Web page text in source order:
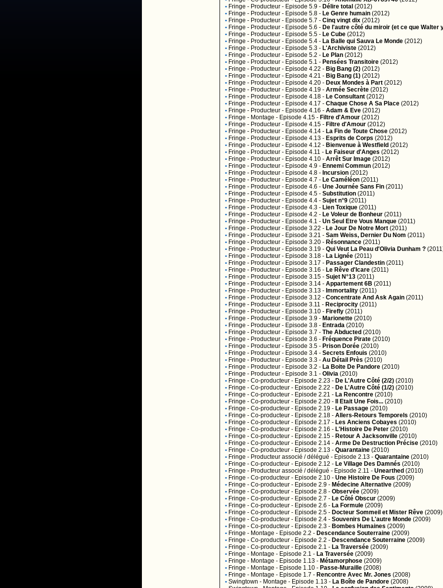
• Fringe - Producteur - Episode 5.9 - Délire total (2012)
• Fringe - Producteur - Episode 5.8 - Le Genre humain (2012)
• Fringe - Producteur - Episode 5.7 - Cinq vingt dix (2012)
• Fringe - Producteur - Episode 5.6 - De l'autre côté du miroir (et ce que Walter
• Fringe - Producteur - Episode 5.5 - Le Cube (2012)
• Fringe - Producteur - Episode 5.4 - La Balle qui Sauva Le Monde (2012)
• Fringe - Producteur - Episode 5.3 - L'Archiviste (2012)
• Fringe - Producteur - Episode 5.2 - Le Plan (2012)
• Fringe - Producteur - Episode 5.1 - Pensées Transitoire (2012)
• Fringe - Producteur - Episode 4.22 - Big Bang (2) (2012)
• Fringe - Producteur - Episode 4.21 - Big Bang (1) (2012)
• Fringe - Producteur - Episode 4.20 - Deux Mondes à Part (2012)
• Fringe - Producteur - Episode 4.19 - Armée Secrète (2012)
• Fringe - Producteur - Episode 4.18 - Le Consultant (2012)
• Fringe - Producteur - Episode 4.17 - Chaque Chose A Sa Place (2012)
• Fringe - Producteur - Episode 4.16 - Adam & Eve (2012)
• Fringe - Montage - Episode 4.15 - Filtre d'Amour (2012)
• Fringe - Producteur - Episode 4.15 - Filtre d'Amour (2012)
• Fringe - Producteur - Episode 4.14 - La Fin de Toute Chose (2012)
• Fringe - Producteur - Episode 4.13 - Esprits de Corps (2012)
• Fringe - Producteur - Episode 4.12 - Bienvenue à Westfield (2012)
• Fringe - Producteur - Episode 4.11 - Le Faiseur d'Anges (2012)
• Fringe - Producteur - Episode 4.10 - Arrêt Sur Image (2012)
• Fringe - Producteur - Episode 4.9 - Ennemi Commun (2012)
• Fringe - Producteur - Episode 4.8 - Incursion (2012)
• Fringe - Producteur - Episode 4.7 - Le Caméléon (2011)
• Fringe - Producteur - Episode 4.6 - Une Journée Sans Fin (2011)
• Fringe - Producteur - Episode 4.5 - Substitution (2011)
• Fringe - Producteur - Episode 4.4 - Sujet n°9 (2011)
• Fringe - Producteur - Episode 4.3 - Lien Toxique (2011)
• Fringe - Producteur - Episode 4.2 - Le Voleur de Bonheur (2011)
• Fringe - Producteur - Episode 4.1 - Un Seul Etre Vous Manque (2011)
• Fringe - Producteur - Episode 3.22 - Le Jour De Notre Mort (2011)
• Fringe - Producteur - Episode 3.21 - Sam Weiss, Dernier Du Nom (2011)
• Fringe - Producteur - Episode 3.20 - Résonnance (2011)
• Fringe - Producteur - Episode 3.19 - Qui Veut La Peau d'Olivia Dunham ?
• Fringe - Producteur - Episode 3.18 - La Lignée (2011)
• Fringe - Producteur - Episode 3.17 - Passager Clandestin (2011)
• Fringe - Producteur - Episode 3.16 - Le Rêve d'Icare (2011)
• Fringe - Producteur - Episode 3.15 - Sujet N°13 (2011)
• Fringe - Producteur - Episode 3.14 - Appartement 6B (2011)
• Fringe - Producteur - Episode 3.13 - Immortality (2011)
• Fringe - Producteur - Episode 3.12 - Concentrate And Ask Again (2011)
• Fringe - Producteur - Episode 3.11 - Reciprocity (2011)
• Fringe - Producteur - Episode 3.10 - Firefly (2011)
• Fringe - Producteur - Episode 3.9 - Marionette (2010)
• Fringe - Producteur - Episode 3.8 - Entrada (2010)
• Fringe - Producteur - Episode 3.7 - The Abducted (2010)
• Fringe - Producteur - Episode 3.6 - Fréquence Pirate (2010)
• Fringe - Producteur - Episode 3.5 - Prison Dorée (2010)
• Fringe - Producteur - Episode 3.4 - Secrets Enfouis (2010)
• Fringe - Producteur - Episode 3.3 - Au Détail Près (2010)
• Fringe - Producteur - Episode 3.2 - La Boite De Pandore (2010)
• Fringe - Producteur - Episode 3.1 - Olivia (2010)
• Fringe - Co-producteur - Episode 2.23 - De L'Autre Côté (2/2) (2010)
• Fringe - Co-producteur - Episode 2.22 - De L'Autre Côté (1/2) (2010)
• Fringe - Co-producteur - Episode 2.21 - La Rencontre (2010)
• Fringe - Co-producteur - Episode 2.20 - Il Etait Une Fois... (2010)
• Fringe - Co-producteur - Episode 2.19 - Le Passage (2010)
• Fringe - Co-producteur - Episode 2.18 - Allers-Retours Temporels (2010)
• Fringe - Co-producteur - Episode 2.17 - Les Anciens Cobayes (2010)
• Fringe - Co-producteur - Episode 2.16 - L'Histoire De Peter (2010)
• Fringe - Co-producteur - Episode 2.15 - Retour A Jacksonville (2010)
• Fringe - Co-producteur - Episode 2.14 - Arme De Destruction Précise (2010)
• Fringe - Co-producteur - Episode 2.13 - Quarantaine (2010)
• Fringe - Producteur associé / délégué - Episode 2.13 - Quarantaine (2010)
• Fringe - Co-producteur - Episode 2.12 - Le Village Des Damnés (2010)
• Fringe - Producteur associé / délégué - Episode 2.11 - Unearthed (2010)
• Fringe - Co-producteur - Episode 2.10 - Une Histoire De Fous (2009)
• Fringe - Co-producteur - Episode 2.9 - Médecine Alternative (2009)
• Fringe - Co-producteur - Episode 2.8 - Observée (2009)
• Fringe - Co-producteur - Episode 2.7 - Le Côté Obscur (2009)
• Fringe - Co-producteur - Episode 2.6 - La Formule (2009)
• Fringe - Co-producteur - Episode 2.5 - Docteur Sommeil et Mister Rêve (2009)
• Fringe - Co-producteur - Episode 2.4 - Souvenirs De L'autre Monde (2009)
• Fringe - Co-producteur - Episode 2.3 - Bombes Humaines (2009)
• Fringe - Montage - Episode 2.2 - Descendance Souterraine (2009)
• Fringe - Co-producteur - Episode 2.2 - Descendance Souterraine (2009)
• Fringe - Co-producteur - Episode 2.1 - La Traversée (2009)
• Fringe - Montage - Episode 2.1 - La Traversée (2009)
• Fringe - Montage - Episode 1.13 - Métamorphose (2009)
• Fringe - Montage - Episode 1.10 - Passe-Muraille (2008)
• Fringe - Montage - Episode 1.7 - Rencontre Avec Mr. Jones (2008)
• Swingtown - Montage - Episode 1.13 - La Boîte de Pandore (2008)